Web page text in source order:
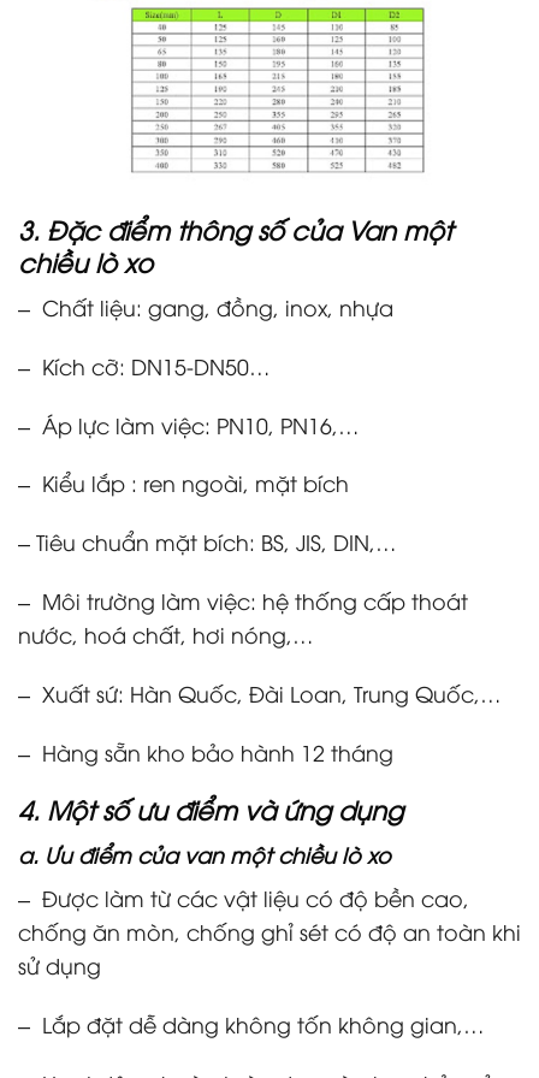
3. Đặc điểm thông số của Van một
chiều lò xo
– Chất liệu: gang, đồng, inox, nhựa
– Kích cỡ: DN15-DN50…
– Áp lực làm việc: PN10, PN16,…
– Kiểu lắp : ren ngoài, mặt bích
– Tiêu chuẩn mặt bích: BS, JIS, DIN,…
– Môi trường làm việc: hệ thống cấp thoát
nước, hoá chất, hơi nóng,…
– Xuất sứ: Hàn Quốc, Đài Loan, Trung Quốc,…
– Hàng sẵn kho bảo hành 12 tháng
4. Một số ưu điểm và ứng dụng
a. Ưu điểm của van một chiều lò xo
– Được làm từ các vật liệu có độ bền cao,
chống ăn mòn, chống ghỉ sét có độ an toàn khi
sử dụng
– Lắp đặt dễ dàng không tốn không gian,…